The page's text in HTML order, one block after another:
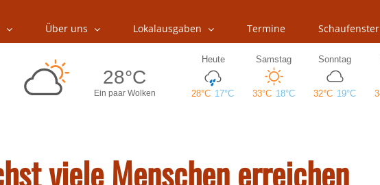
Über uns Lokalausgaben Termine Schaufenster
viele Menschen erreichen